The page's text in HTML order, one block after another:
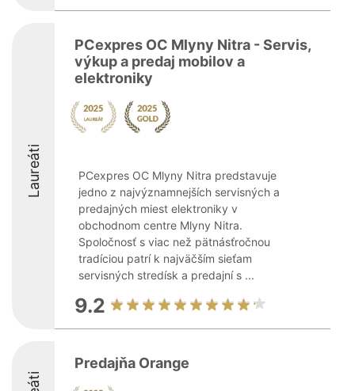
Laureáti
PCexpres OC Mlyny Nitra - Servis,
výkup a predaj mobilov a
elektroniky
PCexpres OC Mlyny Nitra predstavuje
jedno z najvýznamnejších servisných a
predajných miest elektroniky v
obchodnom centre Mlyny Nitra.
Spoločnosť s viac než pätnásťročnou
tradíciou patrí k najväčším sieťam
servisných stredísk a predajní s ...
9.2
Predajňa Orange